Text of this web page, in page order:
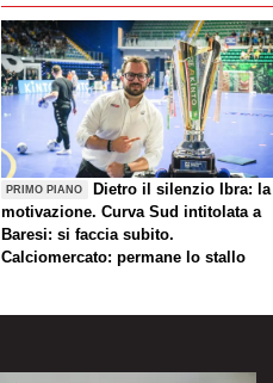
PRIMO PIANO
Dietro il silenzio Ibra: la
motivazione. Curva Sud intitolata a
Baresi: si faccia subito.
Calciomercato: permane lo stallo